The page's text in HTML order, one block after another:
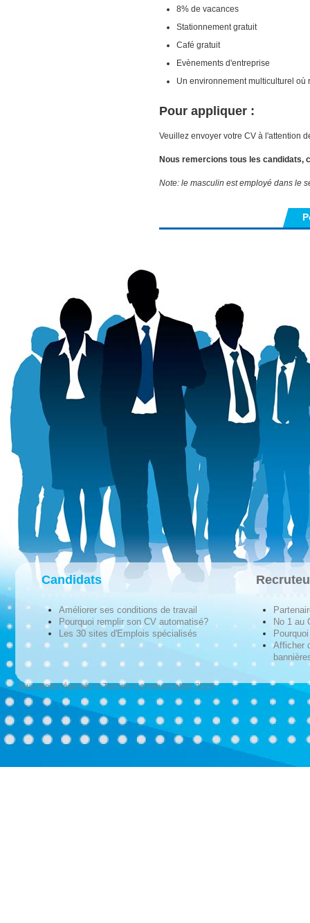
8% de vacances
Stationnement gratuit
Café gratuit
Evènements d'entreprise
Un environnement multiculturel où
Pour appliquer :
Veuillez envoyer votre CV à l'attention
Nous remercions tous les candidats,
Note: le masculin est employé dans le
Candidats
Améliorer ses conditions de travail
Pourquoi remplir son CV automatisé?
Les 30 sites d'Emplois spécialisés
No 1 au
Afficher
Tous droits réservés © Techno-Communication 2026